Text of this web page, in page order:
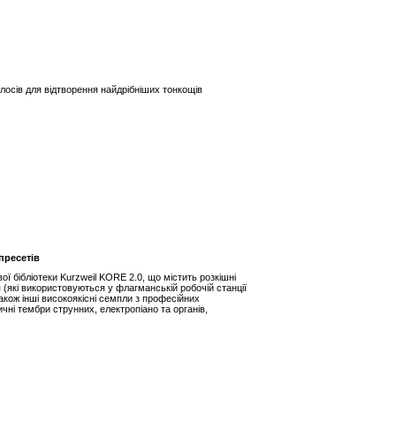
для відтворення найдрібніших тонкощів
бібліотеки Kurzweil KORE 2.0, що містить розкішні
використовуються у флагманській робочій станції
інші високоякісні семпли з професійних
тембри струнних, електропіано та органів,